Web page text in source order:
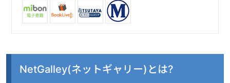
NetGalley(ネットギャリー)とは?